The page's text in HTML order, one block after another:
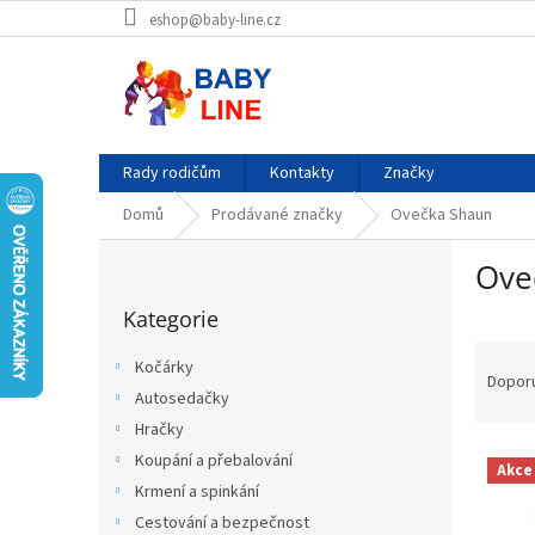
na
eshop@baby-line.cz
Rady rodičům Kontakty
Značky
Domů
Prodávané značky Ovečka Shaun
kategorie
Kategorie
Kočárky
Autosedačky
Hračky
Koupání a přebalování
Krmení a spinkání
Cestování a bezpečnost
nV Akce